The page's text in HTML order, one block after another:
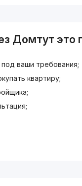
Домтут это
ваши требования;
квартиру;